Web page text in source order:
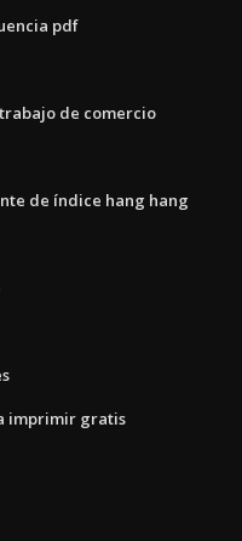
pdf
de comercio
de índice hang hang
imprimir gratis